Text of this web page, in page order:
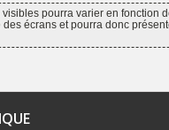
visibles pourra varier en fonction
écrans et pourra donc